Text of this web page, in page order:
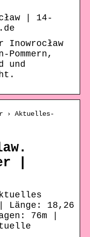
| 14-
Inowrocław
und
› Aktuelles-
|
18,26
76m |